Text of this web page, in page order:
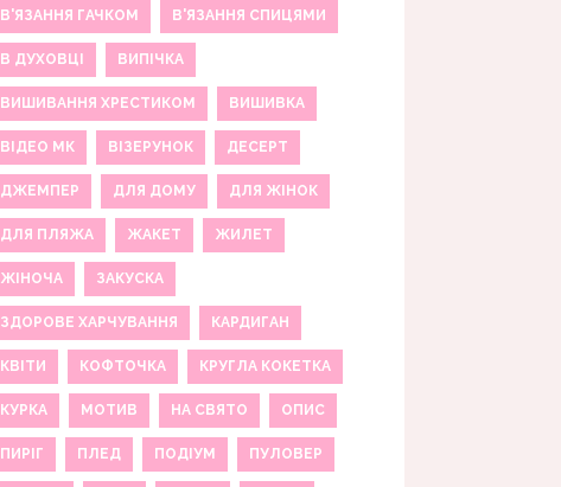
В'ЯЗАННЯ ГАЧКОМ В'ЯЗАННЯ СПИЦЯМИ
В ДУХОВЦІ ВИПІЧКА
ВИШИВАННЯ ХРЕСТИКОМ ВИШИВКА
ВІДЕО МК ВІЗЕРУНОК ДЕСЕРТ
ДЖЕМПЕР ДЛЯ ДОМУ ДЛЯ ЖІНОК
ДЛЯ ПЛЯЖА ЖАКЕТ ЖИЛЕТ
ЖІНОЧА ЗАКУСКА
ЗДОРОВЕ ХАРЧУВАННЯ КАРДИГАН
КВІТИ КОФТОЧКА КРУГЛА КОКЕТКА
КУРКА МОТИВ НА СВЯТО ОПИС
ПИРІГ ПЛЕД ПОДІУМ ПУЛОВЕР